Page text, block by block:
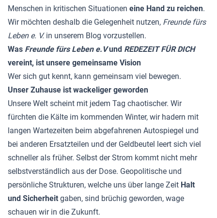
Menschen in kritischen Situationen eine Hand zu reichen.
Wir möchten deshalb die Gelegenheit nutzen, Freunde fürs
Leben e. V.in unserem Blog vorzustellen.
Was Freunde fürs Leben e.Vund REDEZEIT FÜR DICH
vereint, ist unsere gemeinsame Vision
Wer sich gut kennt, kann gemeinsam viel bewegen.
Unser Zuhause ist wackeliger geworden
Unsere Welt scheint mit jedem Tag chaotischer. Wir
fürchten die Kälte im kommenden Winter, wir hadern mit
langen Wartezeiten beim abgefahrenen Autospiegel und
bei anderen Ersatzteilen und der Geldbeutel leert sich viel
schneller als früher. Selbst der Strom kommt nicht mehr
selbstverständlich aus der Dose. Geopolitische und
persönliche Strukturen, welche uns über lange Zeit Halt
und Sicherheit gaben, sind brüchig geworden, wage
schauen wir in die Zukunft.